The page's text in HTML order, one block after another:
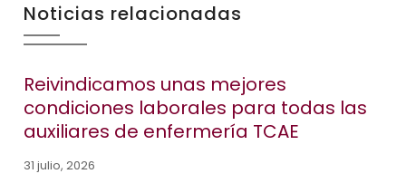
Noticias relacionadas
Reivindicamos unas mejores
condiciones laborales para todas las
auxiliares de enfermería TCAE
31 julio, 2026